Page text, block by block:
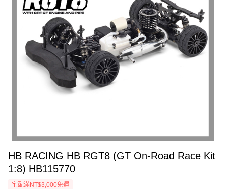
HB RACING HB RGT8 (GT On-Road Race Kit
1:8) HB115770
宅配滿NT$3,000免運